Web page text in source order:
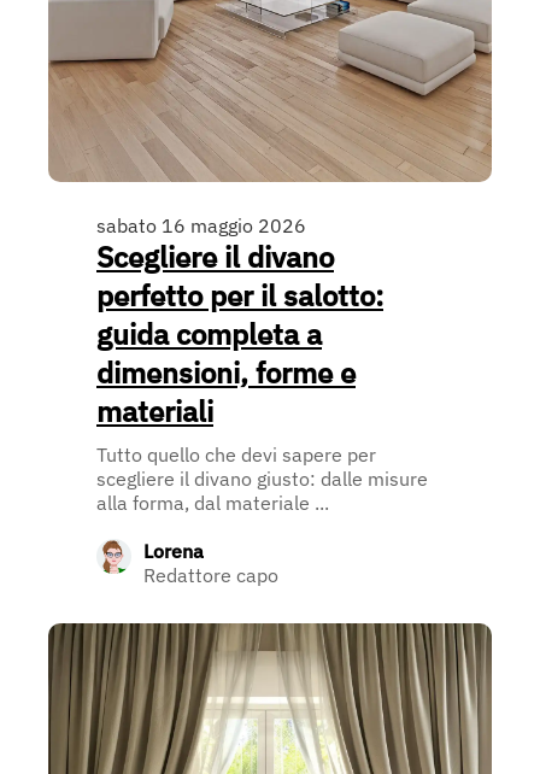
sabato 16 maggio 2026
Scegliere il divano
perfetto per il salotto:
guida completa a
dimensioni, forme e
materiali
Tutto quello che devi sapere per
scegliere il divano giusto: dalle misure
alla forma, dal materiale ...
Lorena
Redattore capo